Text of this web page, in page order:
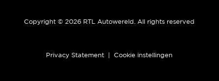
Copyright © 2026 RTL Autowereld. All rights reserved
Privacy Statement Cookie instellingen